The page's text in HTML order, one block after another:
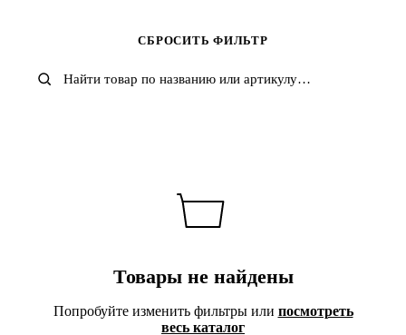
LONSDALE MADEN
Quiksilver
СБРОСИТЬ ФИЛЬТР
Товары не найдены
Попробуйте изменить фильтры или посмотреть
весь каталог